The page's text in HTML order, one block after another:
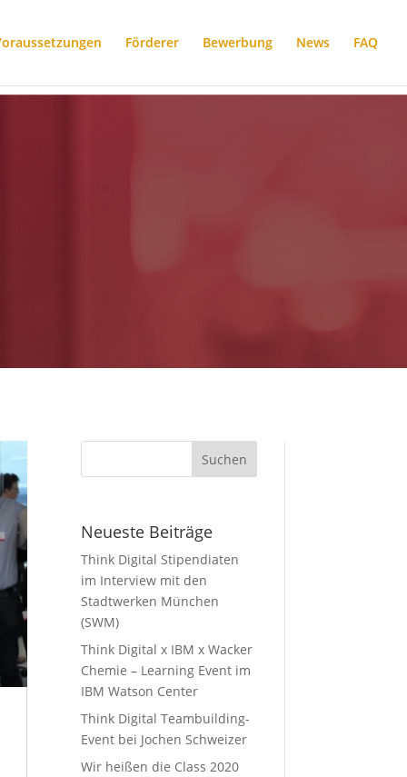
Förderer Bewerbung News FAQ
Neueste Beiträge
Think Digital Stipendiaten
im Interview mit den
Stadtwerken München
(SWM)
Think Digital x IBM x Wacker
Chemie – Learning Event im
IBM Watson Center
Think Digital Teambuilding-
Event bei Jochen Schweizer
Wir heißen die Class 2020